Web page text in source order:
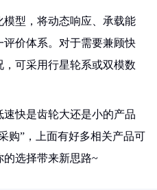
型，将动态响应、承载能
价体系。对于需要兼顾快
可采用行星轮系或双模数
快是齿轮大还是小的产品
购”，上面有好多相关产品可
的选择带来新思路~